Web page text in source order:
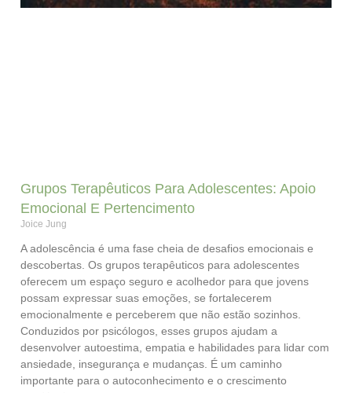
Grupos Terapêuticos Para Adolescentes: Apoio
Emocional E Pertencimento
Joice Jung
A adolescência é uma fase cheia de desafios emocionais e
descobertas. Os grupos terapêuticos para adolescentes
oferecem um espaço seguro e acolhedor para que jovens
possam expressar suas emoções, se fortalecerem
emocionalmente e perceberem que não estão sozinhos.
Conduzidos por psicólogos, esses grupos ajudam a
desenvolver autoestima, empatia e habilidades para lidar com
ansiedade, insegurança e mudanças. É um caminho
importante para o autoconhecimento e o crescimento